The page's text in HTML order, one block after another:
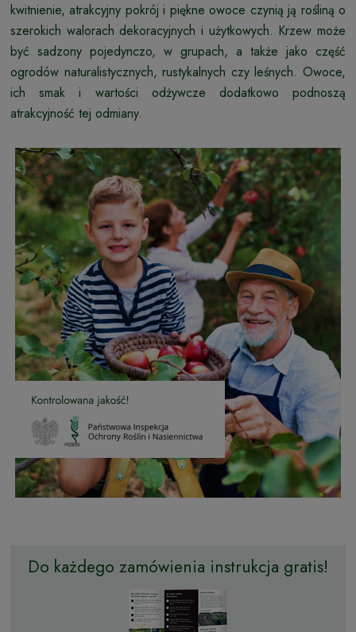
kwitnienie, atrakcyjny pokrój i piękne owoce czynią ją rośliną o
szerokich walorach dekoracyjnych i użytkowych. Krzew może
być sadzony pojedynczo, w grupach, a także jako część
ogrodów naturalistycznych, rustykalnych czy leśnych. Owoce,
ich smak i wartości odżywcze dodatkowo podnoszą
atrakcyjność tej odmiany.
Do każdego zamówienia instrukcja gratis!